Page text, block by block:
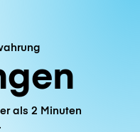
als 2 Minuten